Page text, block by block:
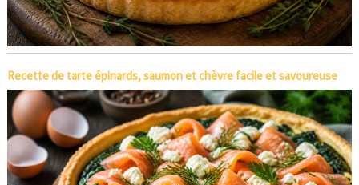
Recette de tarte épinards, saumon et chèvre facile et savoureuse